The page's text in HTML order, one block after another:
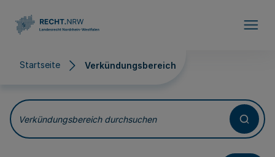
Startseite Verkündungsbereich
Verkündungsbereich
Verkündungsbereich durchsuchen